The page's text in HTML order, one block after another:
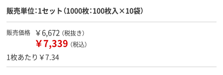
販売単位：1セット（1000枚：100枚入×10袋）
販売価格 ￥6,672 （税抜き）
￥7,339 （税込）
1枚あたり￥7.34